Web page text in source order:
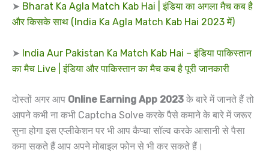
➤ Bharat Ka Agla Match Kab Hai | इंडिया का अगला मैच कब है
और किसके साथ (India Ka Agla Match Kab Hai 2023 में)
➤ India Aur Pakistan Ka Match Kab Hai – इंडिया पाकिस्तान
का मैच Live | इंडिया और पाकिस्तान का मैच कब है पूरी जानकारी
दोस्तों अगर आप Online Earning App 2023 के बारे में जानते हैं तो
आपने कभी ना कभी Captcha Solve करके पैसे कमाने के बारे में जरूर
सुना होगा इस एप्लीकेशन पर भी आप कैप्चा सॉल्व करके आसानी से पैसा
कमा सकते हैं आप अपने मोबाइल फोन से भी कर सकते हैं।